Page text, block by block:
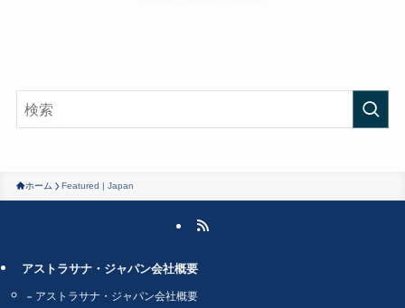
ホーム Featured | Japan
アストラサナ・ジャパン会社概要
アストラサナ・ジャパン会社概要